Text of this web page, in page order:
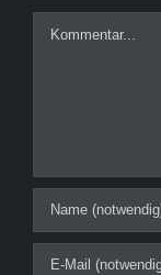
Kommentar